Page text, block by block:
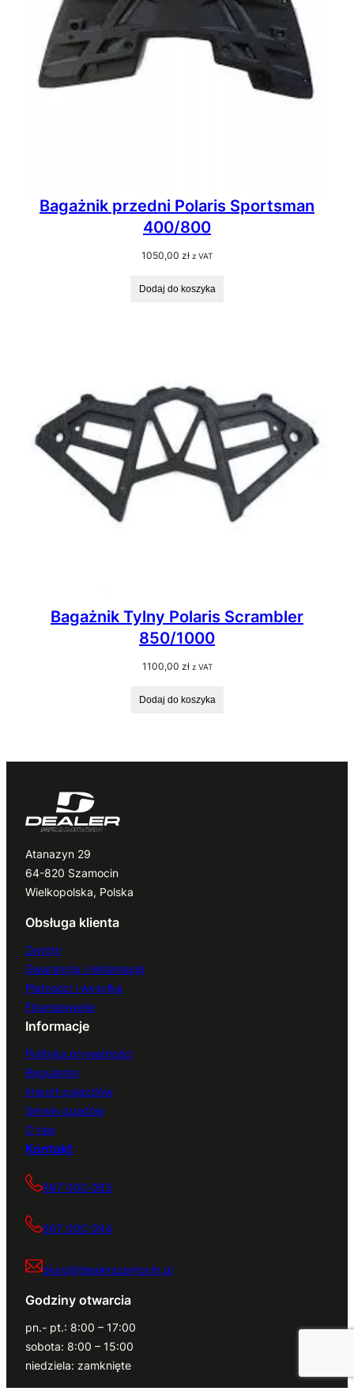
Bagażnik przedni Polaris Sportsman
400/800
1050,00 zł z VAT
Dodaj do koszyka
Bagażnik Tylny Polaris Scrambler
850/1000
1100,00 zł z VAT
Dodaj do koszyka
Atanazyn 29
64-820 Szamocin
Wielkopolska, Polska
Obsługa klienta
Zwroty
Gwarancja i reklamacje
Płatności i wysyłka
Finansowanie
Informacje
Polityka prywatności
Regulamin
Import pojazdów
Serwis quadów
O nas
Kontakt
667 000 083
667 000 084
biuro@dealerszamocin.pl
Godziny otwarcia
pn.- pt.: 8:00 – 17:00
sobota: 8:00 – 15:00
niedziela: zamknięte